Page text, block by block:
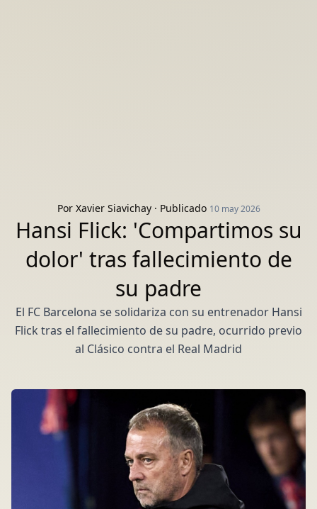
Por Xavier Siavichay· Publicado 10 may 2026
Hansi Flick: 'Compartimos su
dolor' tras fallecimiento de
su padre
El FC Barcelona se solidariza con su entrenador Hansi
Flick tras el fallecimiento de su padre, ocurrido previo
al Clásico contra el Real Madrid